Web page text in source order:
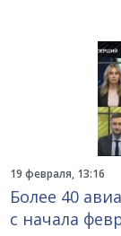
19 февраля, 13:16
Более 40
с начала